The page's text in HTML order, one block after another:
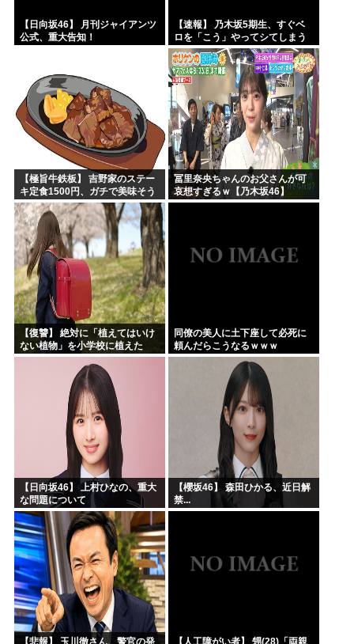
【日向坂46】 月刊ジャイアンツ
公式、重大告知！
【速報】 乃木坂5期生、すぐベ
ロを「こう」やってシてしまう
ｗｗｗｗｗｗ
【極旨牛鉄板】 吉野家のステー
キ定食1500円、ガチで美味そう
ｗｗｗ
冨里奈央ちゃんのお父さんが可
哀想すぎるｗ【乃木坂46】
【復讐】 絶対に「植えてはいけ
ない植物」を小学校に植えた
→20年経って見に行くと…
「！？」衝撃の光景が・・・
同僚の美人に土下座して必死に
頼んだらこうなるｗｗｗ
【日向坂46】 上村ひなの、重大
な問題について
【櫻坂46】 森田ひかる、近日解
禁...
【悲報】 玉川徹さん、警官の発 【人工障がい者】 甥(28)「両親